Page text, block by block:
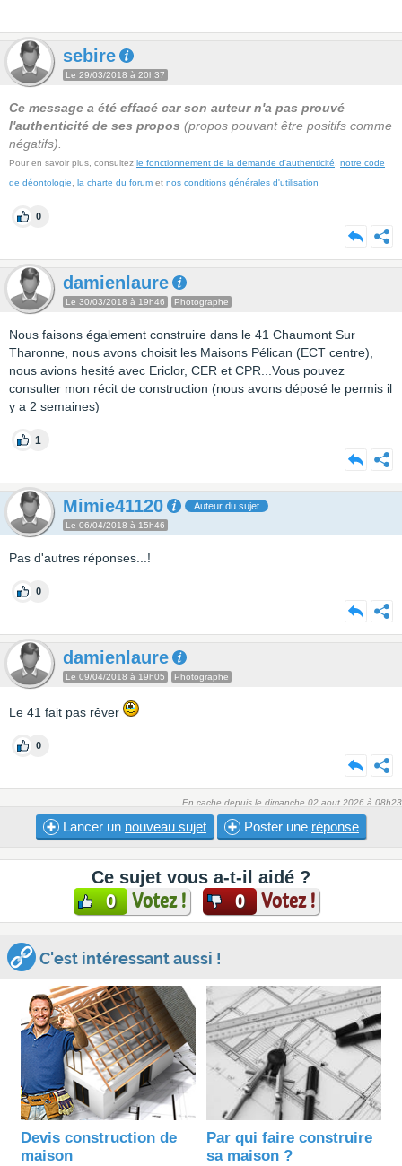
sebire
Le 29/03/2018 à 20h37
Ce message a été effacé car son auteur n'a pas prouvé
l'authenticité de ses propos (propos pouvant être positifs comme
négatifs).
Pour en savoir plus, consultez le fonctionnement de la demande d'authenticité
notre code
de déontologie
la charte du forum et nos conditions générales d'utilisation
0
damienlaure
Le 30/03/2018 à 19h46 Photographe
Nous faisons également construire dans le 41 Chaumont Sur
Tharonne, nous avons choisit les Maisons Pélican (ECT centre),
nous avions hesité avec Ericlor, CER et CPR...Vous pouvez
consulter mon récit de construction (nous avons déposé le permis il
y a 2 semaines)
1
Mimie41120 Auteur du sujet
Le 06/04/2018 à 15h46
Pas d'autres réponses...!
0
damienlaure
Le 09/04/2018 à 19h05 Photographe
Le 41 fait pas rêver
0
En cache depuis le dimanche 02 aout 2026 à 08h23
Lancer un nouveau sujet Poster une réponse
Ce sujet vous a-t-il aidé ?
0 Votez ! 0 Votez !
C'est intéressant aussi !
Devis construction de
maison
Par qui faire construire
sa maison ?